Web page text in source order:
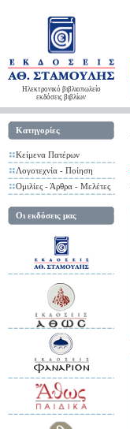
Ηλεκτρονικό βιβλιοπωλείο
εκδόσεις βιβλίων
Κατηγορίες
Κείμενα Πατέρων
Λογοτεχνία - Ποίηση
Ομιλίες - Άρθρα - Μελέτες
Οι εκδόσεις μας